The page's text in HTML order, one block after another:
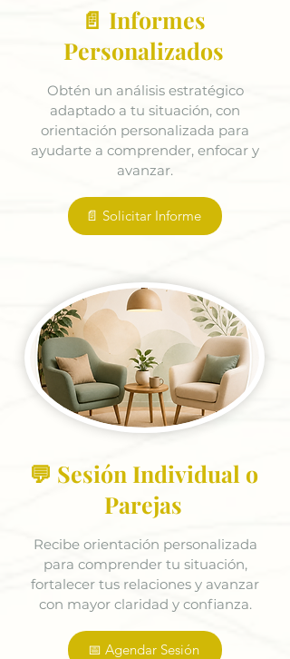
📄 Informes
Personalizados
Obtén un análisis estratégico
adaptado a tu situación, con
orientación personalizada para
ayudarte a comprender, enfocar y
avanzar.
📄 Solicitar Informe
💬 Sesión Individual o
Parejas
Recibe orientación personalizada
para comprender tu situación,
fortalecer tus relaciones y avanzar
con mayor claridad y confianza.
📅 Agendar Sesión